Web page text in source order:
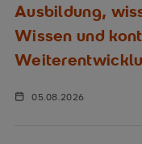
Ausbildung,
Wissen und
05.08.2026